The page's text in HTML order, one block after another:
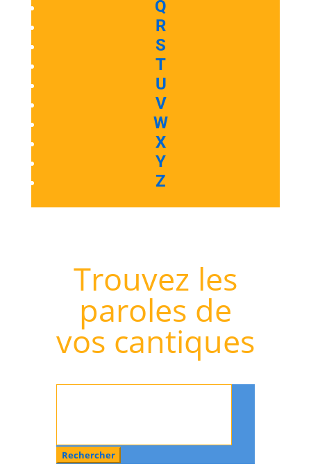
Q
R
S
T
U
V
W
X
Y
Z
Trouvez les
paroles de
vos cantiques